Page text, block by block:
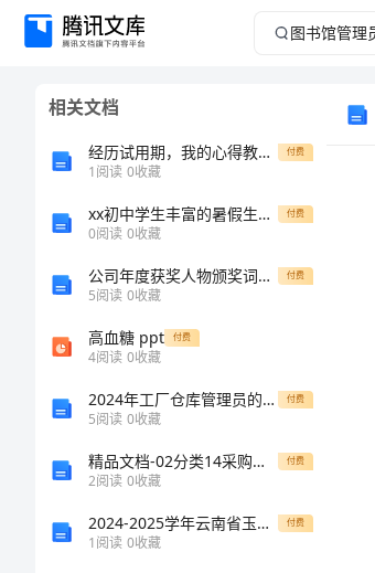
图
相关文档
经历试用期，我的心得教你如何有效沟通 付费
1阅读 0收藏
xx初中学生丰富的暑假生活作文 付费
0阅读 0收藏
公司年度获奖人物颁奖词致辞 付费
5阅读 0收藏
高血糖 ppt 付费
4阅读 0收藏
2024年工厂仓库管理员的年终总结 付费
5阅读 0收藏
精品文档-02分类14采购供应合同桶装水律师拟定版本doc 付费
2阅读 0收藏
2024-2025学年云南省玉溪市名校八年级物理第一学期期末检测模拟试题含解析 付费
1阅读 0收藏